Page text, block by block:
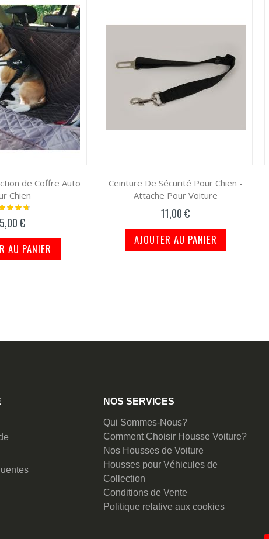
de Coffre Auto
Chien
€
AU PANIER
Ceinture De Sécurité Pour Chien -
Attache Pour Voiture
11,00 €
AJOUTER AU PANIER
NOS SERVICES
Qui Sommes-Nous?
Comment Choisir Housse Voiture?
Nos Housses de Voiture
Housses pour Véhicules de
Collection
Conditions de Vente
Politique relative aux cookies